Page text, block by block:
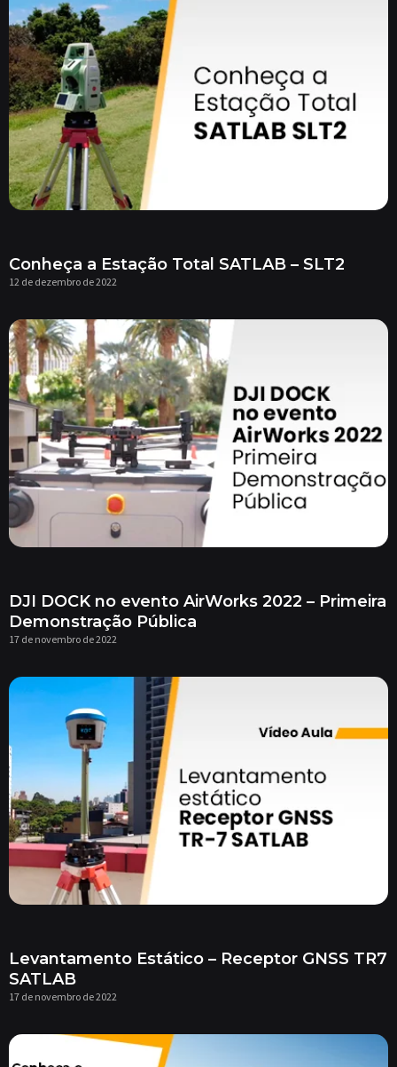
Conheça a Estação Total SATLAB – SLT2
12 de dezembro de 2022
DJI DOCK no evento AirWorks 2022 – Primeira
Demonstração Pública
17 de novembro de 2022
Levantamento Estático – Receptor GNSS TR7
SATLAB
17 de novembro de 2022